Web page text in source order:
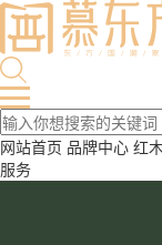
网站首页 品牌中心 红
服务